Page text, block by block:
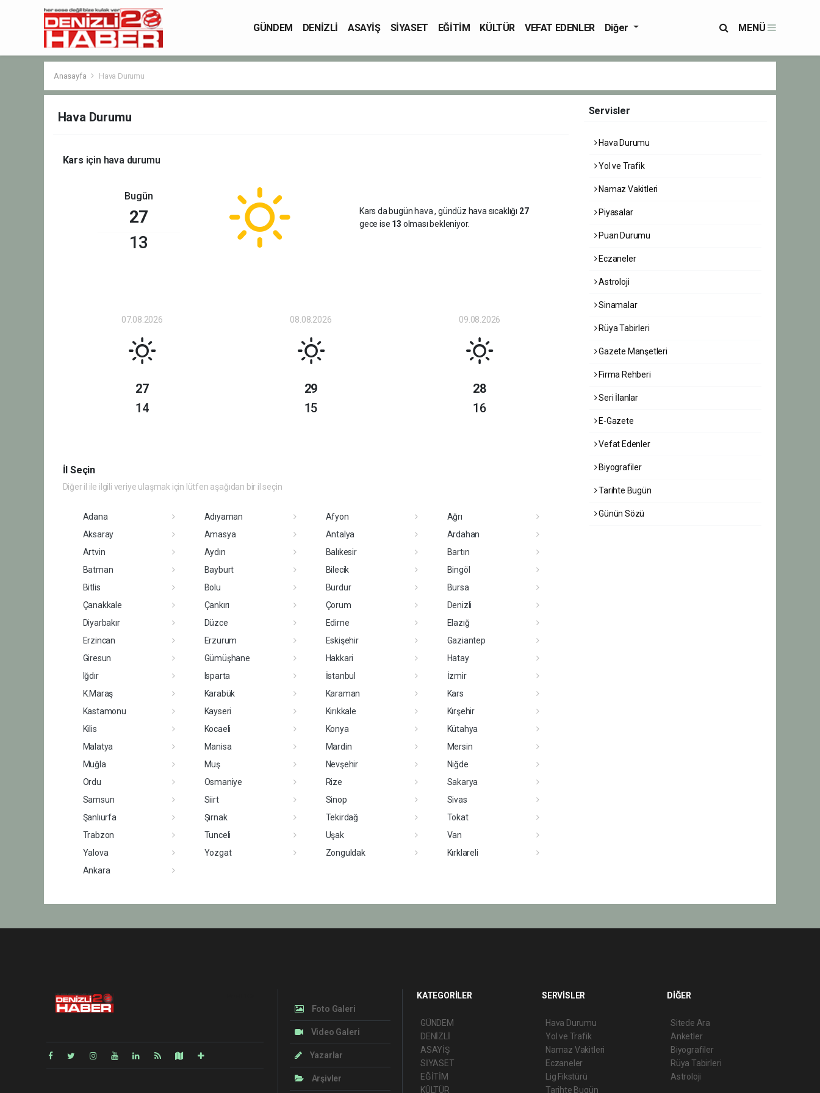
GÜNDEM DENİZLİ ASAYİŞ SİYASET EĞİTİM KÜLTÜR VEFAT EDENLER Diğer MENÜ
Anasayfa Hava Durumu
Hava Durumu
Kars için hava durumu
Bugün
27
13
Kars da bugün hava, gündüz hava sıcaklığı 27
gece ise 13 olması bekleniyor.
07.08.2026
27
14
08.08.2026
29
15
09.08.2026
28
16
İl Seçin
Diğer il ile ilgili veriye ulaşmak için lütfen aşağıdan bir il seçin
Adana Adıyaman Afyon
Ağrı
Aksaray
Amasya Antalya
Ardahan
Artvin
Aydın Balıkesir
Bartın
Batman
Bayburt Bilecik
Bingöl
Bitlis
Bolu Burdur
Bursa
Çanakkale
Çankırı Çorum
Denizli
Diyarbakır
Düzce Edirne
Elazığ
Erzincan
Erzurum Eskişehir
Gaziantep
Giresun
Gümüşhane Hakkari
Hatay
Iğdır
Isparta İstanbul
İzmir
K.Maraş
Karabük Karaman
Kars
Kastamonu
Kayseri Kırıkkale
Kırşehir
Kilis
Kocaeli Konya
Kütahya
Malatya
Manisa Mardin
Mersin
Muğla
Muş Nevşehir
Niğde
Ordu
Osmaniye Rize
Sakarya
Samsun
Siirt Sinop
Sivas
Şanlıurfa
Şırnak Tekirdağ
Tokat
Trabzon
Tunceli Uşak
Van
Yalova
Yozgat Zonguldak
Kırklareli
Ankara
Servisler
Hava Durumu
Yol ve Trafik
Namaz Vakitleri
Piyasalar
Puan Durumu
Eczaneler
Astroloji
Sinamalar
Rüya Tabirleri
Gazete Manşetleri
Firma Rehberi
Seri İlanlar
E-Gazete
Vefat Edenler
Biyografiler
Tarihte Bugün
Günün Sözü
Foto Galeri
Video Galeri
Yazarlar
Arşivler
KATEGORİLER
GÜNDEM
DENİZLİ
ASAYİŞ
SİYASET
EĞİTİM
KÜLTÜR
SERVİSLER
Hava Durumu
Yol ve Trafik
Namaz Vakitleri
Eczaneler
Lig Fikstürü
Tarihte Bugün
DİĞER
Sitede Ara
Anketler
Biyografiler
Rüya Tabirleri
Astroloji